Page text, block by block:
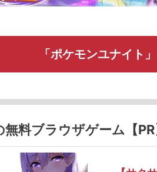
「ポケモンユナイト
料ブラウザゲーム【PR